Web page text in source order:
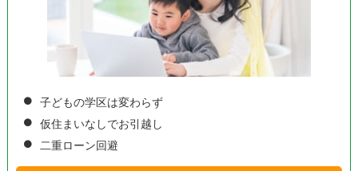
子どもの学区は変わらず
仮住まいなしでお引越し
二重ローン回避